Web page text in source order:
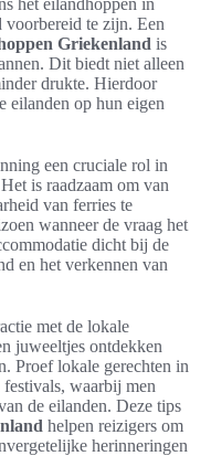
te zijn. Een
Griekenland is
Dit biedt niet alleen
drukte. Hierdoor
eilanden op hun eigen
een cruciale rol in
is raadzaam om van
van ferries te
wanneer de vraag het
dicht bij de
en het verkennen van
met de lokale
juweeltjes ontdekken
Proef lokale gerechten in
festivals, waarbij men
de eilanden. Deze tips
helpen reizigers om
herinneringen